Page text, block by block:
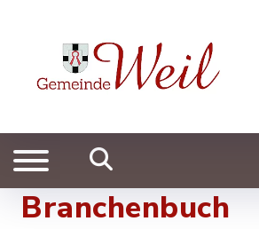
Branchenbuch